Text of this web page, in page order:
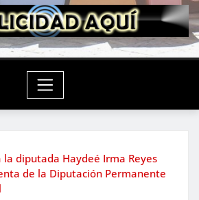
la diputada Haydeé Irma Reyes
de la Diputación Permanente